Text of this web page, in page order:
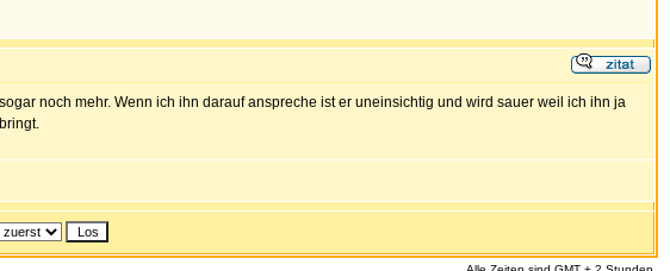
noch mehr. Wenn ich ihn darauf anspreche ist er uneinsichtig und wird sauer weil ich ihn ja